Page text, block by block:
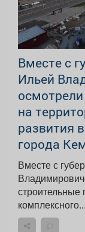
Вместе с
Ильей
на
развития
города
Вместе с
Владимировичем
строительные
комплексного...